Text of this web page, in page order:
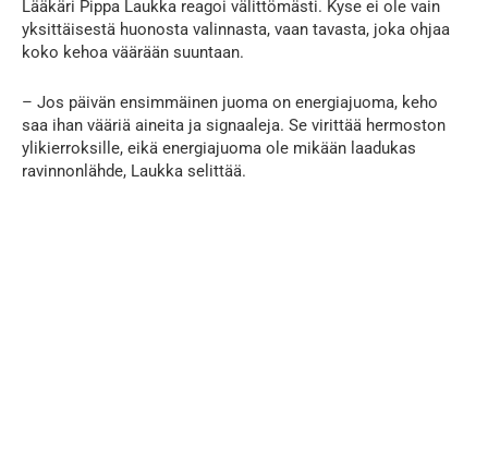
Lääkäri Pippa Laukka reagoi välittömästi. Kyse ei ole vain
yksittäisestä huonosta valinnasta, vaan tavasta, joka ohjaa
koko kehoa väärään suuntaan.
– Jos päivän ensimmäinen juoma on energiajuoma, keho
saa ihan vääriä aineita ja signaaleja. Se virittää hermoston
ylikierroksille, eikä energiajuoma ole mikään laadukas
ravinnonlähde, Laukka selittää.